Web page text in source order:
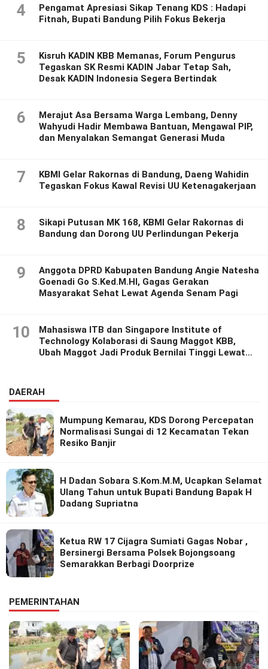
4
Pengamat Apresiasi Sikap Tenang KDS : Hadapi
Fitnah, Bupati Bandung Pilih Fokus Bekerja
5
Kisruh KADIN KBB Memanas, Forum Pengurus
Tegaskan SK Resmi KADIN Jabar Tetap Sah,
Desak KADIN Indonesia Segera Bertindak
6
Merajut Asa Bersama Warga Lembang, Denny
Wahyudi Hadir Membawa Bantuan, Mengawal PIP,
dan Menyalakan Semangat Generasi Muda
7
KBMI Gelar Rakornas di Bandung, Daeng Wahidin
Tegaskan Fokus Kawal Revisi UU Ketenagakerjaan
8
Sikapi Putusan MK 168, KBMI Gelar Rakornas di
Bandung dan Dorong UU Perlindungan Pekerja
9
Anggota DPRD Kabupaten Bandung Angie Natesha
Goenadi Go S.Ked.M.HI, Gagas Gerakan
Masyarakat Sehat Lewat Agenda Senam Pagi
10
Mahasiswa ITB dan Singapore Institute of
Technology Kolaborasi di Saung Maggot KBB,
Ubah Maggot Jadi Produk Bernilai Tinggi Lewat
DAERAH
Mumpung Kemarau, KDS Dorong Percepatan
Normalisasi Sungai di 12 Kecamatan Tekan
Resiko Banjir
H Dadan Sobara S.Kom.M.M, Ucapkan Selamat
Ulang Tahun untuk Bupati Bandung Bapak H
Dadang Supriatna
Ketua RW 17 Cijagra Sumiati Gagas Nobar ,
Bersinergi Bersama Polsek Bojongsoang
Semarakkan Berbagi Doorprize
PEMERINTAHAN